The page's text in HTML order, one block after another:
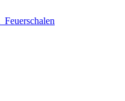
Feuerschalen